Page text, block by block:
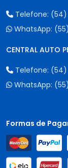
Telefone: (54)
WhatsApp:
CENTRAL AUTO
Telefone: (54)
WhatsApp:
Formas de